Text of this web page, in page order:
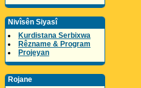
Nivîsên Siyasî
Kurdistana Serbixwa
Rêzname & Program
Projeyan
Rojane